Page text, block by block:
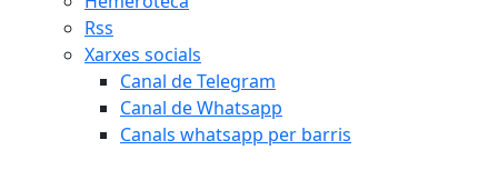
Rss
Xarxes socials
Canal de Telegram
Canal de Whatsapp
Canals whatsapp per barris